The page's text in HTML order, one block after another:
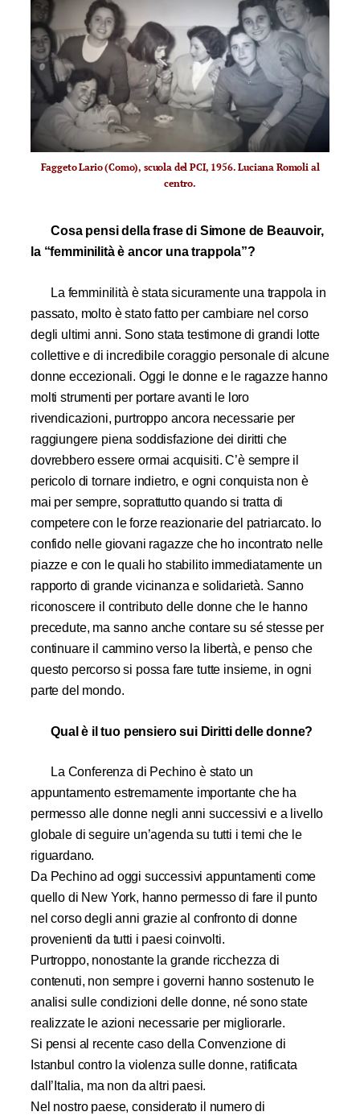
Faggeto Lario (Como), scuola del PCI, 1956. Luciana Romoli al
centro.
Cosa pensi della frase di Simone de Beauvoir,
la “femminilità è ancor una trappola”?
La femminilità è stata sicuramente una trappola in
passato, molto è stato fatto per cambiare nel corso
degli ultimi anni. Sono stata testimone di grandi lotte
collettive e di incredibile coraggio personale di alcune
donne eccezionali. Oggi le donne e le ragazze hanno
molti strumenti per portare avanti le loro
rivendicazioni, purtroppo ancora necessarie per
raggiungere piena soddisfazione dei diritti che
dovrebbero essere ormai acquisiti. C’è sempre il
pericolo di tornare indietro, e ogni conquista non è
mai per sempre, soprattutto quando si tratta di
competere con le forze reazionarie del patriarcato. Io
confido nelle giovani ragazze che ho incontrato nelle
piazze e con le quali ho stabilito immediatamente un
rapporto di grande vicinanza e solidarietà. Sanno
riconoscere il contributo delle donne che le hanno
precedute, ma sanno anche contare su sé stesse per
continuare il cammino verso la libertà, e penso che
questo percorso si possa fare tutte insieme, in ogni
parte del mondo.
Qual è il tuo pensiero sui Diritti delle donne?
La Conferenza di Pechino è stato un
appuntamento estremamente importante che ha
permesso alle donne negli anni successivi e a livello
globale di seguire un’agenda su tutti i temi che le
riguardano.
Da Pechino ad oggi successivi appuntamenti come
quello di New York, hanno permesso di fare il punto
nel corso degli anni grazie al confronto di donne
provenienti da tutti i paesi coinvolti.
Purtroppo, nonostante la grande ricchezza di
contenuti, non sempre i governi hanno sostenuto le
analisi sulle condizioni delle donne, né sono state
realizzate le azioni necessarie per migliorarle.
Si pensi al recente caso della Convenzione di
Istanbul contro la violenza sulle donne, ratificata
dall’Italia, ma non da altri paesi.
Nel nostro paese, considerato il numero di